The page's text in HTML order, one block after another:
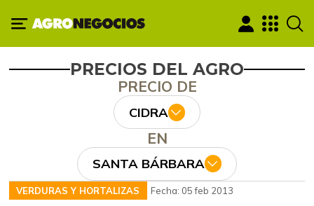
PRECIOS DEL AGRO
PRECIO DE
CIDRA
EN
SANTA BÁRBARA
VERDURAS Y HORTALIZAS Fecha: 05 feb 2013